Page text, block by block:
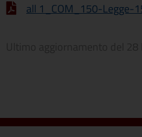
all 1_COM_150-